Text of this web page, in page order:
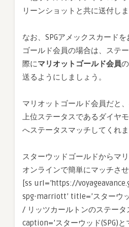
リーンショットと共に送付しま
なお、SPGアメックスカード
ゴールド会員の場合は、ステ
際にマリオットゴールド会員
送るようにしましょう。
マリオットゴールド会員だと
上位ステータスであるダイヤ
へステータスマッチしてくれま
スターウッドゴールドからマ
オンラインで簡単にマッチさ
[ss url=’https://
spg-marriott’ title=’スターウ
/ リッツカールトンのステータ
caption=’スターウッド(SPG)